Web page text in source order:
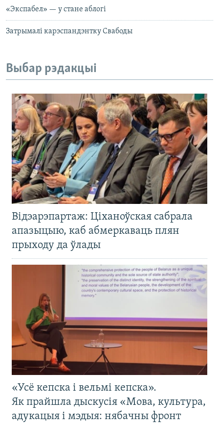
«Экспабел» — у стане аблогі
Затрымалі карэспандэнтку Свабоды
Выбар рэдакцыі
Відэарэпартаж: Ціханоўская сабрала
апазыцыю, каб абмеркаваць плян
прыходу да ўлады
«Усё кепска і вельмі кепска».
Як прайшла дыскусія «Мова, культура,
адукацыя і мэдыя: нябачны фронт